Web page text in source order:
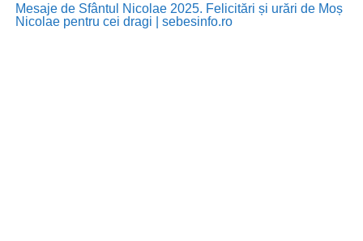
Mesaje de Sfântul Nicolae 2025. Felicitări și urări de Moș
Nicolae pentru cei dragi | sebesinfo.ro